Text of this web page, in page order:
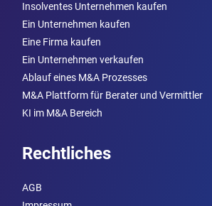
Insolventes Unternehmen kaufen
Ein Unternehmen kaufen
Eine Firma kaufen
Ein Unternehmen verkaufen
Ablauf eines M&A Prozesses
M&A Plattform für Berater und Vermittler
KI im M&A Bereich
Rechtliches
AGB